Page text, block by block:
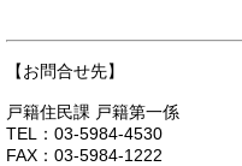
【お問合せ先】
戸籍住民課 戸籍第一係
TEL：03-5984-4530
FAX：03-5984-1222